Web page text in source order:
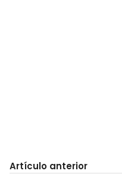
Artículo anterior